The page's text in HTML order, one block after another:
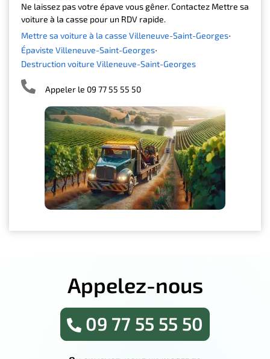
Ne laissez pas votre épave vous gêner. Contactez Mettre sa
voiture à la casse pour un RDV rapide.
Mettre sa voiture à la casse Villeneuve-Saint-Georges
Épaviste Villeneuve-Saint-Georges
Destruction voiture Villeneuve-Saint-Georges
Appeler le 09 77 55 55 50
Appelez-nous
09 77 55 55 50